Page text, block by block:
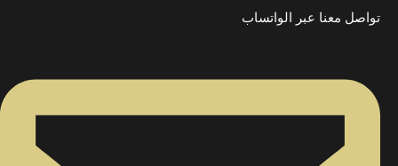
تواصل معنا عبر الواتساب